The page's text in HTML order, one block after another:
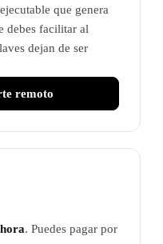
que genera
debes facilitar al
dejan de ser
remoto
. Puedes pagar por